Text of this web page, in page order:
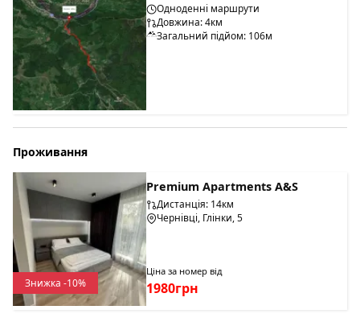
Одноденні маршрути
Довжина: 4км
Загальний підйом: 106м
Проживання
Знижка -10%
Premium Apartments A&S
Дистанція: 14км
Чернівці, Глінки, 5
Ціна за номер від
1980грн